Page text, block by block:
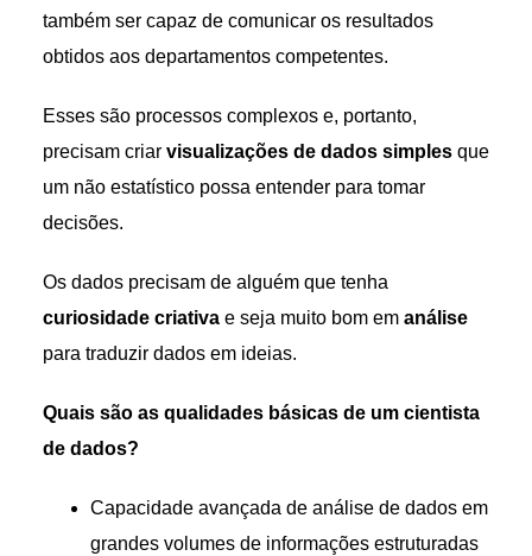
também ser capaz de comunicar os resultados
obtidos aos departamentos competentes.
Esses são processos complexos e, portanto,
precisam criar visualizações de dados simplesque
um não estatístico possa entender para tomar
decisões.
Os dados precisam de alguém que tenha
curiosidade criativae seja muito bom em análise
para traduzir dados em ideias.
Quais são as qualidades básicas de um cientista
de dados?
Capacidade avançada de análise de dados em
grandes volumes de informações estruturadas